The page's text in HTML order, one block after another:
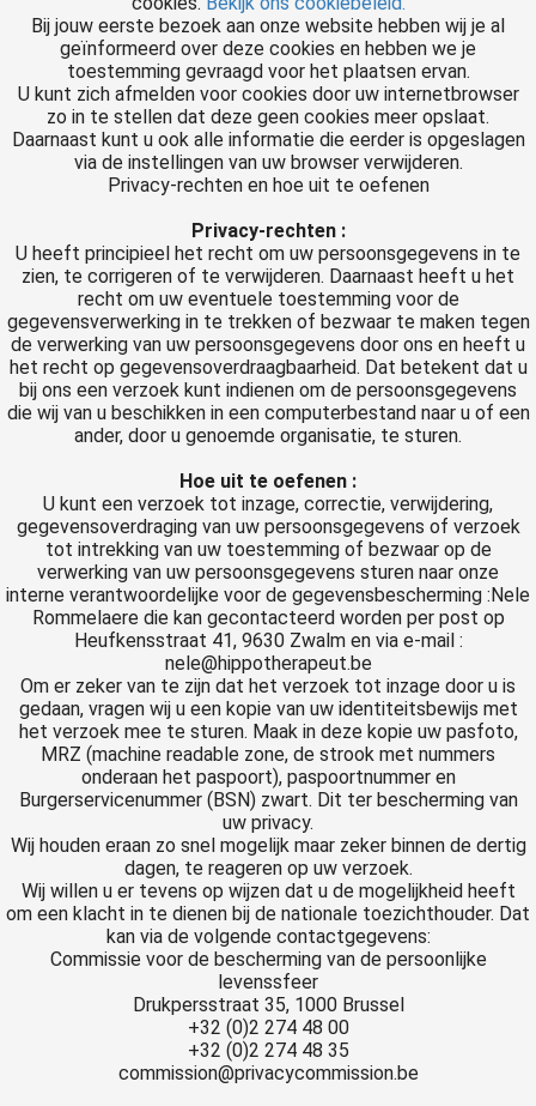
Bij jouw eerste bezoek aan onze website hebben wij je al
geïnformeerd over deze cookies en hebben we je
toestemming gevraagd voor het plaatsen ervan.
U kunt zich afmelden voor cookies door uw internetbrowser
zo in te stellen dat deze geen cookies meer opslaat.
Daarnaast kunt u ook alle informatie die eerder is opgeslagen
via de instellingen van uw browser verwijderen.
Privacy-rechten en hoe uit te oefenen
Privacy-rechten :
U heeft principieel het recht om uw persoonsgegevens in te
zien, te corrigeren of te verwijderen. Daarnaast heeft u het
recht om uw eventuele toestemming voor de
gegevensverwerking in te trekken of bezwaar te maken tegen
de verwerking van uw persoonsgegevens door ons en heeft u
het recht op gegevensoverdraagbaarheid. Dat betekent dat u
bij ons een verzoek kunt indienen om de persoonsgegevens
die wij van u beschikken in een computerbestand naar u of een
ander, door u genoemde organisatie, te sturen.
Hoe uit te oefenen :
U kunt een verzoek tot inzage, correctie, verwijdering,
gegevensoverdraging van uw persoonsgegevens of verzoek
tot intrekking van uw toestemming of bezwaar op de
verwerking van uw persoonsgegevens sturen naar onze
interne verantwoordelijke voor de gegevensbescherming :Nele
Rommelaere die kan gecontacteerd worden per post op
Heufkensstraat 41, 9630 Zwalm en via e-mail :
nele@hippotherapeut.be
Om er zeker van te zijn dat het verzoek tot inzage door u is
gedaan, vragen wij u een kopie van uw identiteitsbewijs met
het verzoek mee te sturen. Maak in deze kopie uw pasfoto,
MRZ (machine readable zone, de strook met nummers
onderaan het paspoort), paspoortnummer en
Burgerservicenummer (BSN) zwart. Dit ter bescherming van
uw privacy.
Wij houden eraan zo snel mogelijk maar zeker binnen de dertig
dagen, te reageren op uw verzoek.
Wij willen u er tevens op wijzen dat u de mogelijkheid heeft
om een klacht in te dienen bij de nationale toezichthouder. Dat
kan via de volgende contactgegevens:
Commissie voor de bescherming van de persoonlijke
levenssfeer
Drukpersstraat 35, 1000 Brussel
+32 (0)2 274 48 00
+32 (0)2 274 48 35
commission@privacycommission.be